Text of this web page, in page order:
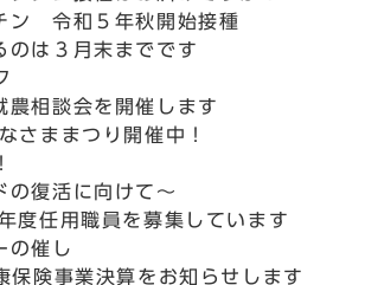
令和５年秋開始接種
３月末までです
談会を開催します
まつり開催中！
活に向けて～
用職員を募集しています
催し
険事業決算をお知らせします